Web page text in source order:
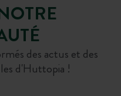
des actus et des
d'Huttopia !